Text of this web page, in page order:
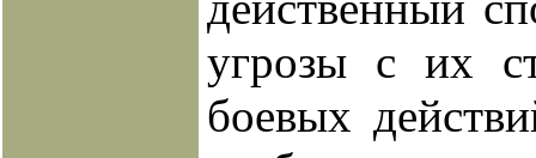
угрозы с их
боевых